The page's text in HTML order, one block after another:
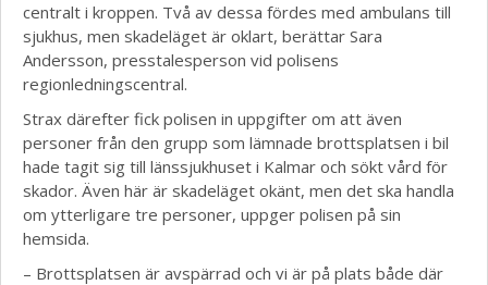
centralt i kroppen. Två av dessa fördes med ambulans till
sjukhus, men skadeläget är oklart, berättar Sara
Andersson, presstalesperson vid polisens
regionledningscentral.
Strax därefter fick polisen in uppgifter om att även
personer från den grupp som lämnade brottsplatsen i bil
hade tagit sig till länssjukhuset i Kalmar och sökt vård för
skador. Även här är skadeläget okänt, men det ska handla
om ytterligare tre personer, uppger polisen på sin
hemsida.
– Brottsplatsen är avspärrad och vi är på plats både där